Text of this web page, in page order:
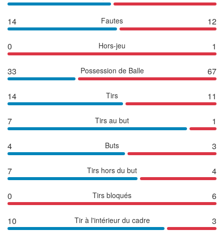
14 Fautes 12
0 Hors-jeu 1
33 Possession de Balle 67
14 Tirs 11
7 Tirs au but 1
4 Buts 3
7 Tirs hors du but 4
0 Tirs bloqués 6
10 Tir à l'intérieur du cadre 3